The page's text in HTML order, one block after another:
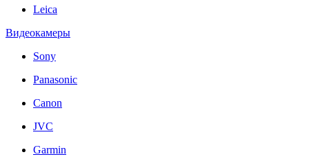
Leica
Видеокамеры
Sony
Panasonic
Canon
JVC
Garmin